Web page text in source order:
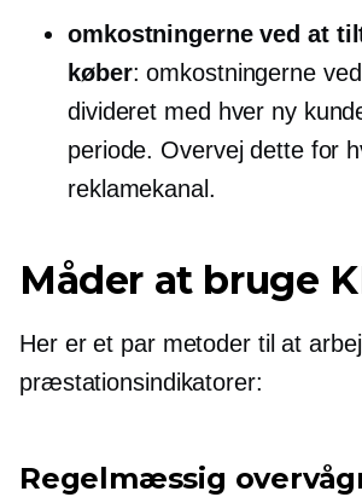
omkostningerne ved at
køber: omkostningerne
divideret med hver ny
periode. Overvej dette for
reklamekanal.
Måder at bruge
Her er et par metoder til at
præstationsindikatorer:
Regelmæssig